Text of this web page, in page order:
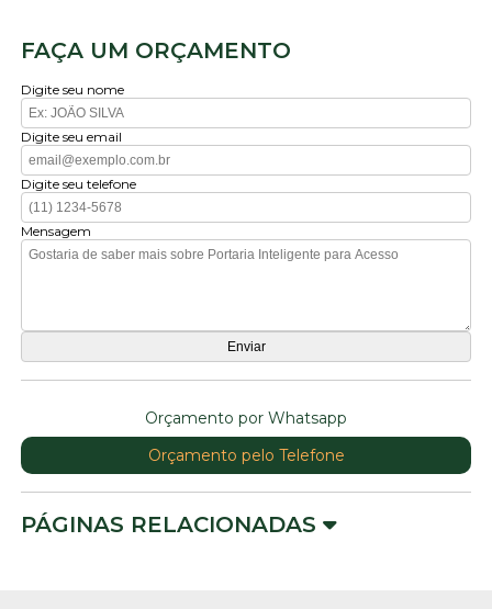
FAÇA UM ORÇAMENTO
Digite seu nome
Digite seu email
Digite seu telefone
Mensagem
Orçamento por Whatsapp
Orçamento pelo Telefone
PÁGINAS RELACIONADAS